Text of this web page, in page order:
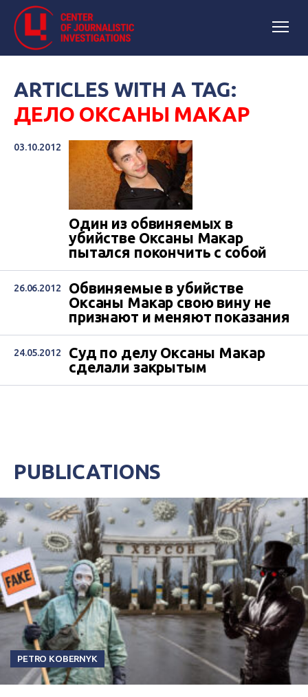
ARTICLES WITH A TAG:
ДЕЛО ОКСАНЫ МАКАР
03.10.2012
Один из обвиняемых в
убийстве Оксаны Макар
пытался покончить с собой
26.06.2012
Обвиняемые в убийстве
Оксаны Макар свою вину не
признают и меняют показания
24.05.2012
Суд по делу Оксаны Макар
сделали закрытым
PUBLICATIONS
PETRO KOBERNYK